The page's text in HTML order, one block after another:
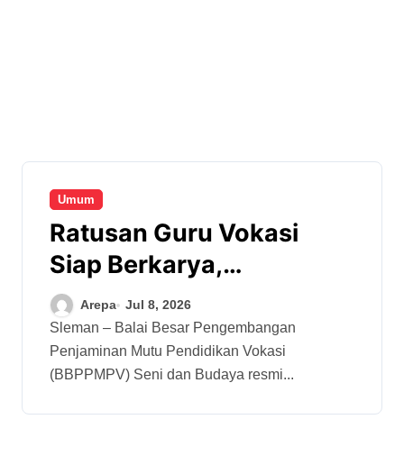
Umum
Ratusan Guru Vokasi
Siap Berkarya,
Mendikdasmen: Budaya
Indonesia Harus
Mendunia!
Arepa Jul 8, 2026
Sleman – Balai Besar Pengembangan
Penjaminan Mutu Pendidikan Vokasi
(BBPPMPV) Seni dan Budaya resmi...